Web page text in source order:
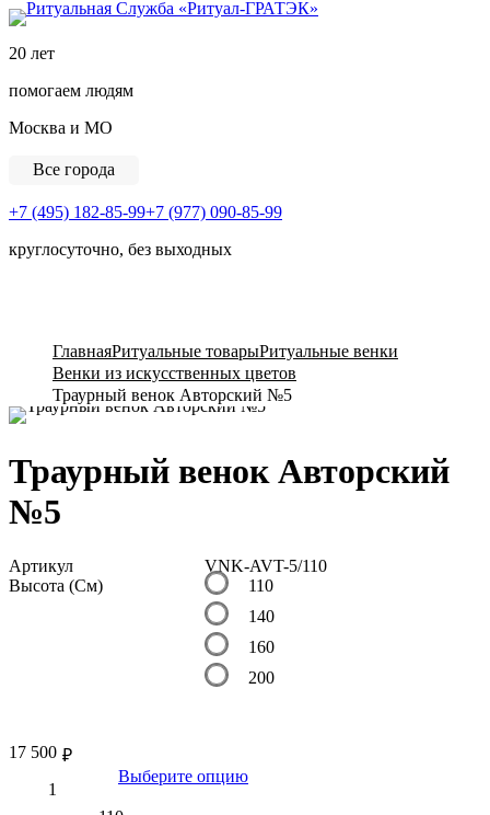
20 лет
помогаем людям
Москва и МО
Все города
+7 (495) 182-85-99+7 (977) 090-85-99
круглосуточно, без выходных
ГлавнаяРитуальные товарыРитуальные венки
Венки из искусственных цветов
Траурный венок Авторский №5
Траурный венок Авторский
№5
Артикул
VNK-AVT-5/110
Высота (См)
110
140
160
200
₽
17 500
Выберите опцию